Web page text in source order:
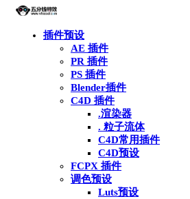
插件预设
AE 插件
PR 插件
PS 插件
Blender插件
C4D 插件
.渲染器
. 粒子流体
C4D常用插件
C4D预设
FCPX 插件
调色预设
Luts预设